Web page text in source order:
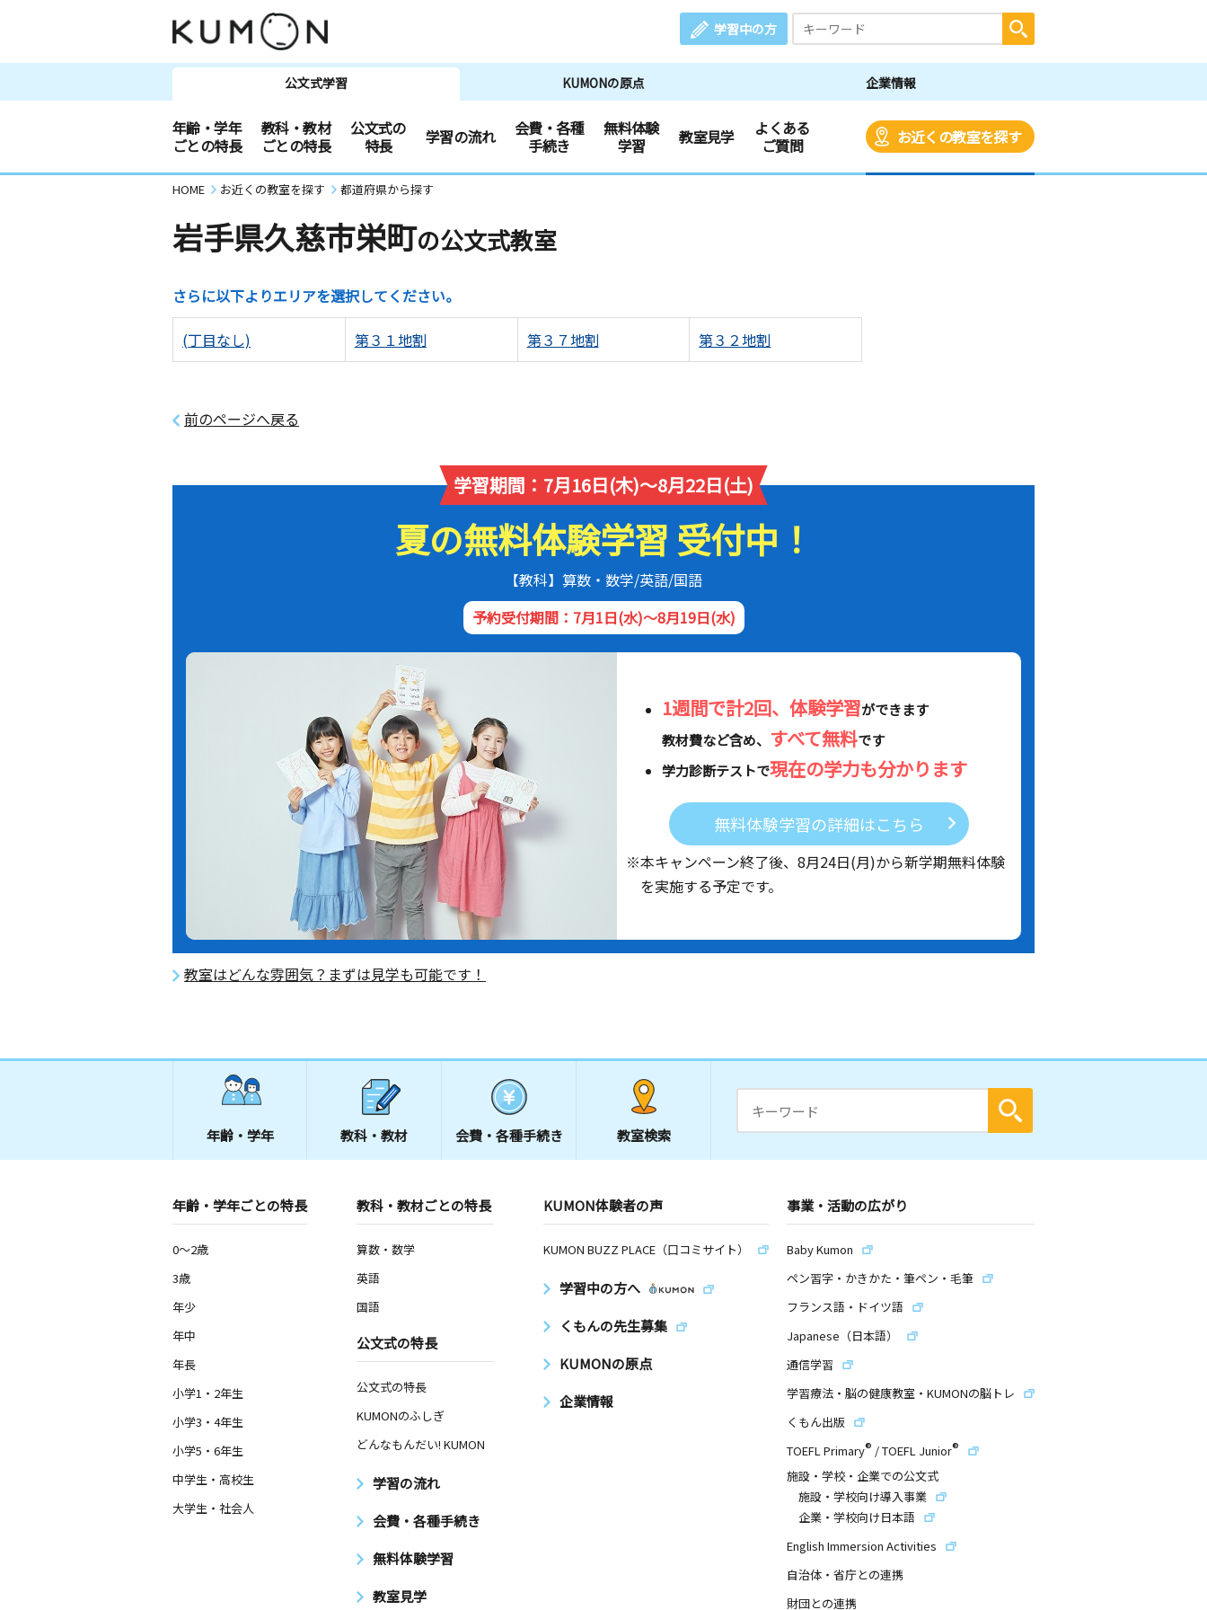
学習中の方
公文式学習 KUMONの原点 企業情報
年齢・学年
ごとの特長
教科・教材
ごとの特長
公文式の
特長
学習の流れ
会費・各種
手続き
無料体験
学習
教室見学
よくある
ご質問
お近くの教室を探す
HOME お近くの教室を探す 都道府県から探す
岩手県久慈市栄町の公文式教室
さらに以下よりエリアを選択してください。
(丁目なし) 第３１地割 第３７地割 第３２地割
前のページへ戻る
学習期間：7月16日(木)～8月22日(土)
夏の無料体験学習 受付中！
【教科】算数・数学/英語/国語
予約受付期間：7月1日(水)～8月19日(水)
1週間で計2回、体験学習ができます
教材費など含め、 すべて無料です
学力診断テストで現在の学力も分かります
無料体験学習の詳細はこちら
※本キャンペーン終了後、 8月24日(月)から新学期無料体験
を実施する予定です。
教室はどんな雰囲気？まずは見学も可能です！
年齢・学年 教科・教材 会費・ 各種手続き 教室検索
年齢・学年ごとの特長
0～2歳
3歳
年少
年中
年長
小学1・2年生
小学3・4年生
小学5・6年生
中学生・高校生
大学生・社会人
教科・教材ごとの特長
算数・数学
英語
国語
公文式の特長
公文式の特長
KUMONのふしぎ
どんなもんだい! KUMON
学習の流れ
会費・各種手続き
無料体験学習
教室見学
KUMON体験者の声
KUMON BUZZ PLACE（口コミサイト）
学習中の方へ
くもんの先生募集
KUMONの原点
企業情報
事業・活動の広がり
Baby Kumon
ペン習字・かきかた・筆ペン・毛筆
フランス語・ドイツ語
Japanese（日本語）
通信学習
学習療法・脳の健康教室・KUMONの脳トレ
くもん出版
TOEFL Primary® /TOEFL Junior®
施設・学校・企業での公文式
施設・学校向け導入事業
企業・学校向け日本語
English Immersion Activities
自治体・省庁との連携
財団との連携